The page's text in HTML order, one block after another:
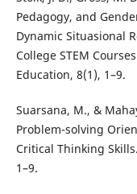
Pedagogy, and
Dynamic Situasional
College STEM
Education, 8(1), 1–9.
Suarsana, M., &
Problem-solving
Critical Thinking
1–9.